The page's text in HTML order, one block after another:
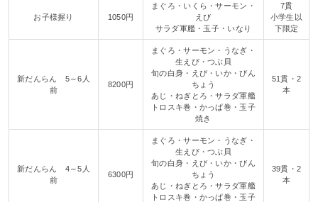
お子様握り 1050円
まぐろ・いくら・サーモン・
えび
サラダ軍艦・玉子・いなり
7貫
小学生以
下限定
新だんらん 5～6人
前
8200円
まぐろ・サーモン・うなぎ・
生えび・つぶ貝
旬の白身・えび・いか・びん
ちょう
あじ・ねぎとろ・サラダ軍艦
トロスキ巻・かっぱ巻・玉子
焼き
51貫・2
本
新だんらん 4～5人
前
6300円
まぐろ・サーモン・うなぎ・
生えび・つぶ貝
旬の白身・えび・いか・びん
ちょう
あじ・ねぎとろ・サラダ軍艦
トロスキ巻・かっぱ巻・玉子
39貫・2
本